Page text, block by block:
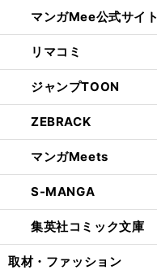
マンガMee公式サイト
リマコミ
ジャンプTOON
ZEBRACK
マンガMeets
S-MANGA
集英社コミック文庫
取材・ファッション